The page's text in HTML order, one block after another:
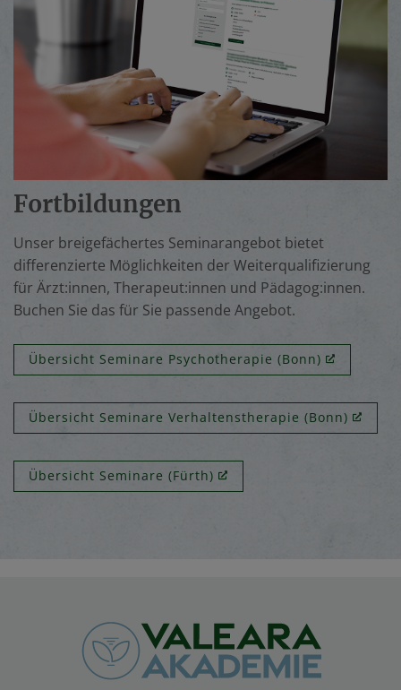
Fortbildungen
Unser breigefächertes Seminarangebot bietet
differenzierte Möglichkeiten der Weiterqualifizierung
für Ärzt:innen, Therapeut:innen und Pädagog:innen.
Buchen Sie das für Sie passende Angebot.
Übersicht Seminare Psychotherapie (Bonn)
Übersicht Seminare Verhaltenstherapie (Bonn)
Übersicht Seminare (Fürth)